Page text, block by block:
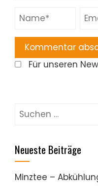
Für unseren
Suchen
Neueste Beiträge
Minztee –